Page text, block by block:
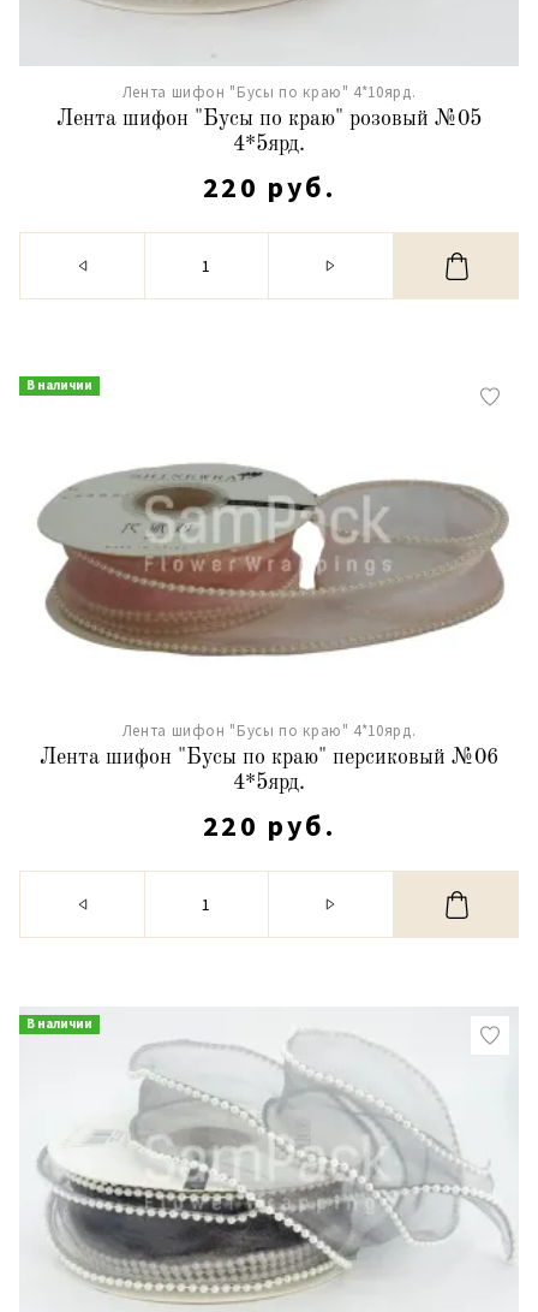
Лента шифон "Бусы по краю" 4*10ярд.
Лента шифон "Бусы по краю" розовый №05
4*5ярд.
220 руб.
В наличии
Лента шифон "Бусы по краю" 4*10ярд.
Лента шифон "Бусы по краю" персиковый №06
4*5ярд.
220 руб.
В наличии